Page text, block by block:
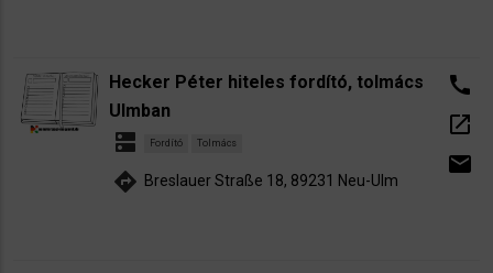
Hecker Péter hiteles fordító, tolmács
Ulmban
dns Fordító Tolmács
directions Breslauer Straße 18, 89231 Neu-Ulm
call
open_in_new
email